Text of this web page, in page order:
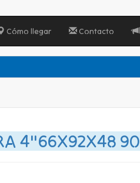
Cómo llegar Contacto
4"66X92X48 90